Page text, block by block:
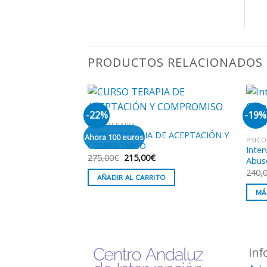
PRODUCTOS RELACIONADOS
-22%
Ahora 100 euros
PSICOTERAPIA
CURSO TERAPIA DE ACEPTACIÓN Y
COMPROMISO
275,00€ El
precio
original
era:
215,00€El
actual
es:
AÑADIR AL CARRITO
-19%